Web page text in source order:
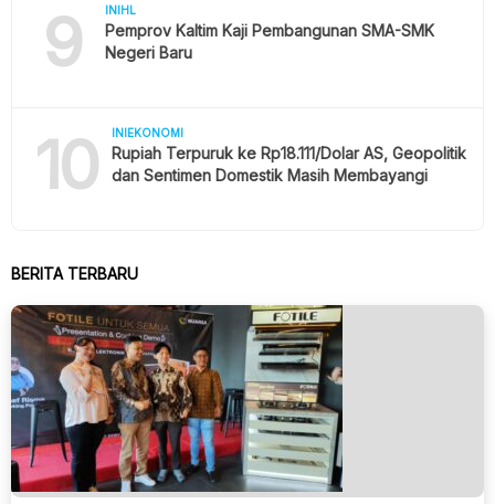
9 INIHL
Pemprov Kaltim Kaji Pembangunan SMA-SMK
Negeri Baru
10 INIEKONOMI
Rupiah Terpuruk ke Rp18.111/Dolar AS, Geopolitik
dan Sentimen Domestik Masih Membayangi
BERITA TERBARU